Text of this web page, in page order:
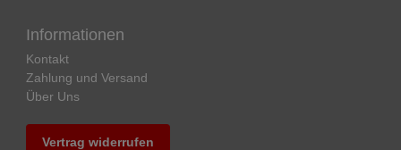
Informationen
Kontakt
Zahlung und Versand
Über Uns
Vertrag widerrufen